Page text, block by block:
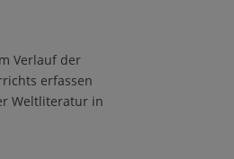
Verlauf der
erfassen
Weltliteratur in